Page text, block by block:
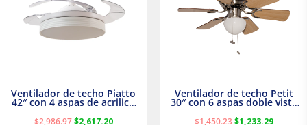
Ventilador de techo Piatto
42″ con 4 aspas de acrilico
transparente
$2,986.97 $2,617.20
Ventilador de techo Petit
30″ con 6 aspas doble vista
Satinado Masterfan
$1,450.23 $1,233.29